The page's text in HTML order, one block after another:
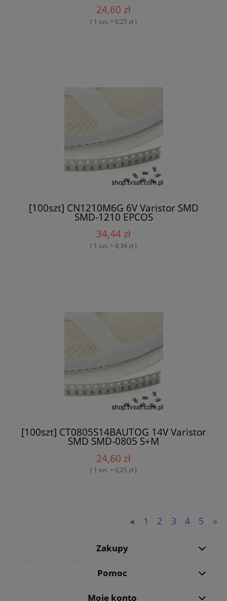
24,60 zł
( 1 szt. = 0,25 zł )
[100szt] CN1210M6G 6V Varistor SMD
SMD-1210 EPCOS
34,44 zł
( 1 szt. = 0,34 zł )
[100szt] CT0805S14BAUTOG 14V Varistor
SMD SMD-0805 S+M
24,60 zł
( 1 szt. = 0,25 zł )
« 1 2 3 4 5 »
Zakupy
Pomoc
Moje konto